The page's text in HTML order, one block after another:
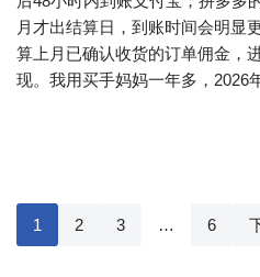
月才出结算日，到账时间会明显
算上月已确认收货的订单佣金，
现。我用买手妈妈一年多，2026
1 2 3 … 6